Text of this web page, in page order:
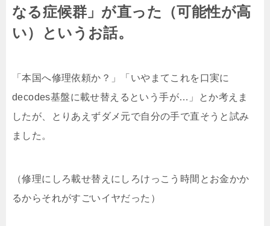
なる症候群」が直った（可能性が高
い）というお話。
「本国へ修理依頼か？」「いやまてこれを口実に
decodes基盤に載せ替えるという手が…」とか考えま
したが、とりあえずダメ元で自分の手で直そうと試み
ました。
（修理にしろ載せ替えにしろけっこう時間とお金かか
るからそれがすごいイヤだった）